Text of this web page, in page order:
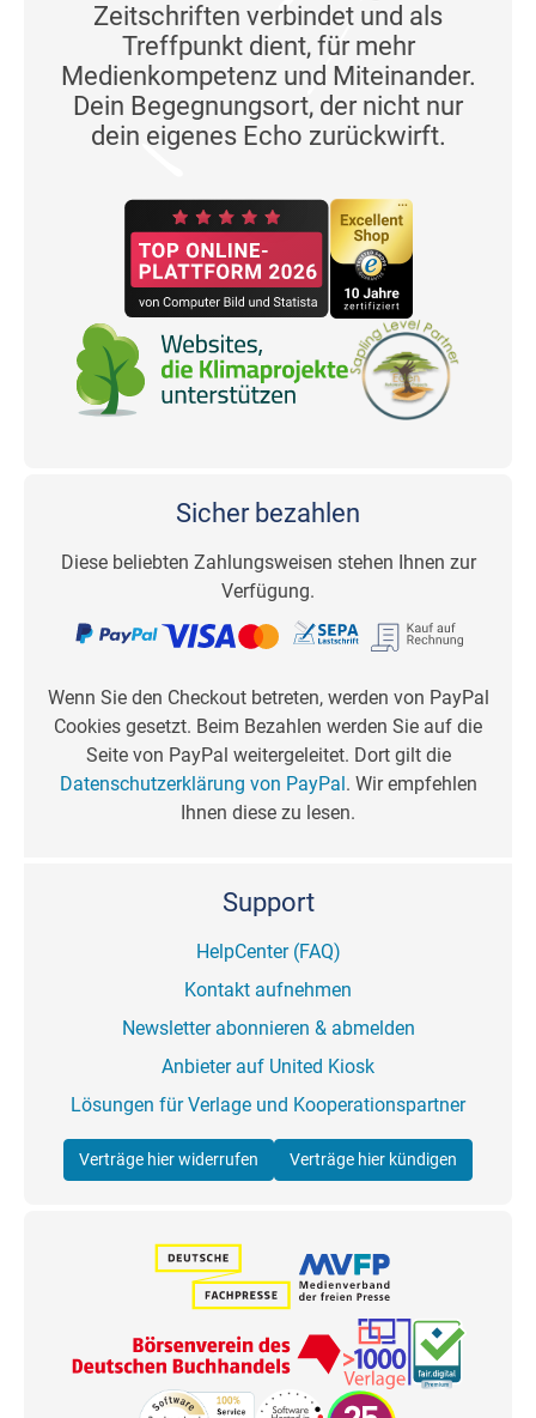
Zeitschriften verbindet und als
Treffpunkt dient, für mehr
Medienkompetenz und Miteinander.
Dein Begegnungsort, der nicht nur
dein eigenes Echo zurückwirft.
Sicher bezahlen
Diese beliebten Zahlungsweisen stehen Ihnen zur
Verfügung.
Wenn Sie den Checkout betreten, werden von PayPal
Cookies gesetzt. Beim Bezahlen werden Sie auf die
Seite von PayPal weitergeleitet. Dort gilt die
Datenschutzerklärung von PayPal . Wir empfehlen
Ihnen diese zu lesen.
Support
HelpCenter (FAQ)
Kontakt aufnehmen
Newsletter abonnieren & abmelden
Anbieter auf United Kiosk
Lösungen für Verlage und Kooperationspartner
Verträge hier widerrufen Verträge hier kündigen